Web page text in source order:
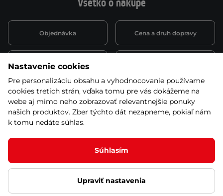
Všetko o nákupe
Objednávka Cena a druh dopravy
Spôsob platby
Montáž a servis Reklamácie a záruka
Kariéra
© 2026 Stores inSPORTline SK, s.r.o. Všetky práva vyhradené
Ochrana osobných údajov Nastavenie cookies
Nastavenie cookies
Pre personalizáciu obsahu a vyhodnocovanie používame
cookies tretích strán, vďaka tomu pre vás dokážeme na
webe aj mimo neho zobrazovať relevantnejšie ponuky
našich produktov. Zber týchto dát nezapneme, pokiaľ nám
k tomu nedáte súhlas.
Súhlasím
Upraviť nastavenia